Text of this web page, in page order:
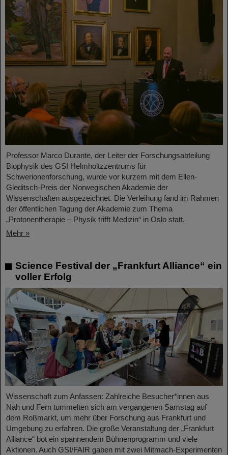
Professor Marco Durante, der Leiter der Forschungsabteilung
Biophysik des GSI Helmholtzzentrums für
Schwerionenforschung, wurde vor kurzem mit dem Ellen-
Gleditsch-Preis der Norwegischen Akademie der
Wissenschaften ausgezeichnet. Die Verleihung fand im Rahmen
der öffentlichen Tagung der Akademie zum Thema
„Protonentherapie – Physik trifft Medizin“ in Oslo statt.
Mehr »
Science Festival der „Frankfurt Alliance“ ein
voller Erfolg
Wissenschaft zum Anfassen: Zahlreiche Besucher*innen aus
Nah und Fern tummelten sich am vergangenen Samstag auf
dem Roßmarkt, um mehr über Forschung aus Frankfurt und
Umgebung zu erfahren. Die große Veranstaltung der „Frankfurt
Alliance“ bot ein spannendem Bühnenprogramm und viele
Aktionen. Auch GSI/FAIR gaben mit zwei Mitmach-Experimenten